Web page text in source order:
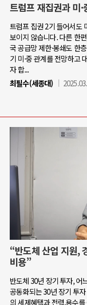
트럼프 재집권과 미
트럼프 집권 2기 들어서도
보이지 않습니다. 다른 한
국 공급망 제한·봉쇄도 한
기 미·중 관계를 전망하고
자 합...
최필수(세종대)
“반도체 산업 지원,
비용”
반도체 30년 장기 투자, 어
공동화되는 30년 장기 투
의 세제혜택과 전력,용수